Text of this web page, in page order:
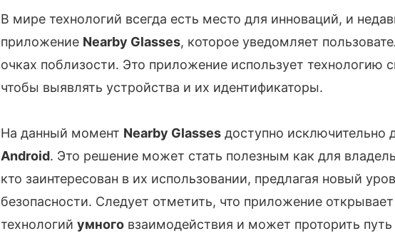
В мире технологий всегда есть место для инноваций, и
приложение Nearby Glasses, которое уведомляет
очках поблизости. Это приложение использует технологию
чтобы выявлять устройства и их идентификаторы.
На данный момент Nearby Glasses доступно исключительно
Android. Это решение может стать полезным как для
кто заинтересован в их использовании, предлагая новый
безопасности. Следует отметить, что приложение
технологий умного взаимодействия и может проторить